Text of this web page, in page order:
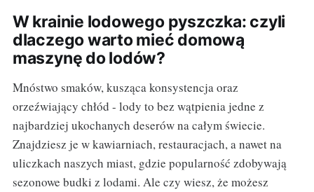
W krainie lodowego pyszczka: czyli
dlaczego warto mieć domową
maszynę do lodów?
Mnóstwo smaków, kusząca konsystencja oraz
orzeźwiający chłód - lody to bez wątpienia jedne z
najbardziej ukochanych deserów na całym świecie.
Znajdziesz je w kawiarniach, restauracjach, a nawet na
uliczkach naszych miast, gdzie popularność zdobywają
sezonowe budki z lodami. Ale czy wiesz, że możesz